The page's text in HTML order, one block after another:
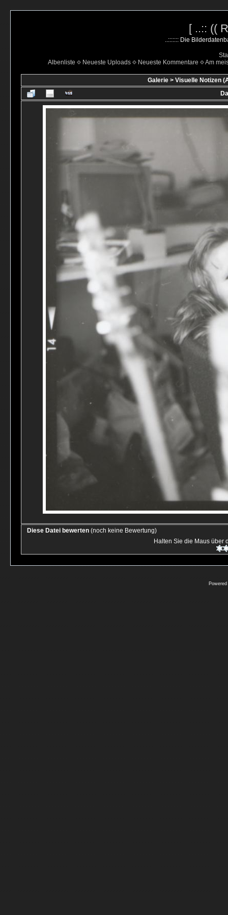
[ ..:: ((
..::::::: Die
Albenliste
Neueste Uploads Neueste Kommentare Am
Galerie> Visuelle Notizen
Diese Datei bewerten (noch keine Bewertung)
Halten Sie die Maus über